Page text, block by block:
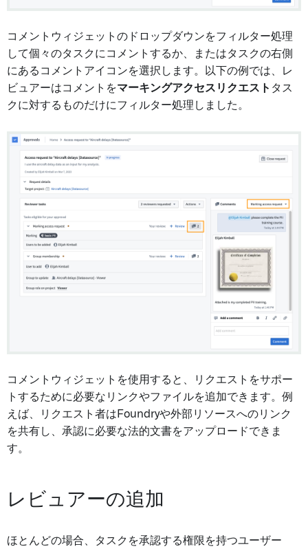
コメントウィジェットのドロップダウンをフィルター処理
して個々のタスクにコメントするか、またはタスクの右側
にあるコメントアイコンを選択します。以下の例では、レ
ビュアーはコメントをマーキングアクセスリクエスト タス
クに対するものだけにフィルター処理しました。
コメントウィジェットを使用すると、リクエストをサポー
トするために必要なリンクやファイルを追加できます。例
えば、リクエスト者はFoundryや外部リソースへのリンク
を共有し、承認に必要な法的文書をアップロードできま
す。
レビュアーの追加
ほとんどの場合、タスクを承認する権限を持つユーザー